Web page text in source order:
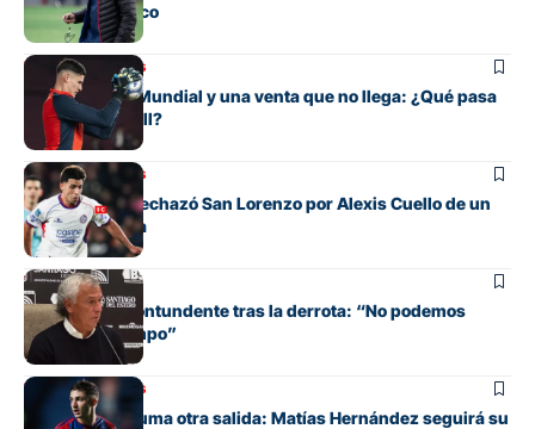
antes del clásico
Mercado de pases
Entre su gran Mundial y una venta que no llega: ¿Qué pasa
con Orlando Gill?
Mercado de pases
La oferta que rechazó San Lorenzo por Alexis Cuello de un
club de España
Fútbol
Gorosito fue contundente tras la derrota: “No podemos
regalar un tiempo”
Mercado de pases
San Lorenzo suma otra salida: Matías Hernández seguirá su